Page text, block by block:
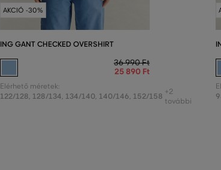
AKCIÓ -30%
ING GANT CHECKED OVERSHIRT
36 990 Ft
25 890 Ft
Elérhető méretek:
122/128, 128/134, 134/140, 140/146, 152/158 +2
további